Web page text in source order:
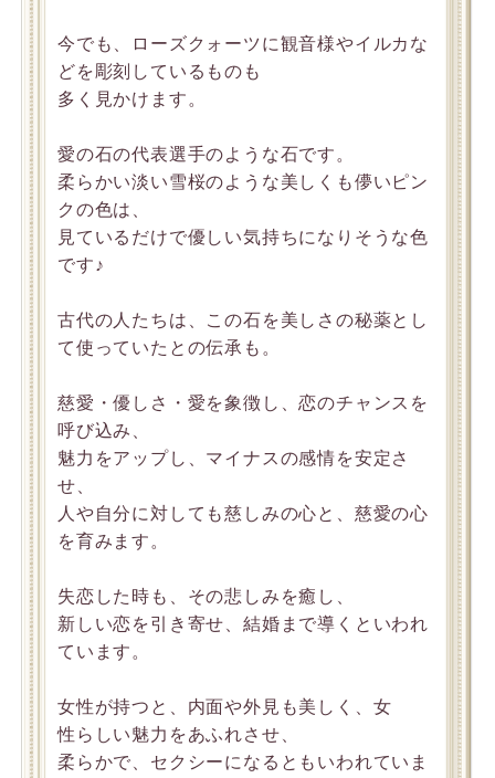
今でも、ローズクォーツに観音様やイルカな
どを彫刻しているものも
多く見かけます。
愛の石の代表選手のような石です。
柔らかい淡い雪桜のような美しくも儚いピン
クの色は、
見ているだけで優しい気持ちになりそうな色
です♪
古代の人たちは、この石を美しさの秘薬とし
て使っていたとの伝承も。
慈愛・優しさ・愛を象徴し、恋のチャンスを
呼び込み、
魅力をアップし、マイナスの感情を安定さ
せ、
人や自分に対しても慈しみの心と、慈愛の心
を育みます。
失恋した時も、その悲しみを癒し、
新しい恋を引き寄せ、結婚まで導くといわれ
ています。
女性が持つと、内面や外見も美しく、女
性らしい魅力をあふれさせ、
柔らかで、セクシーになるともいわれていま